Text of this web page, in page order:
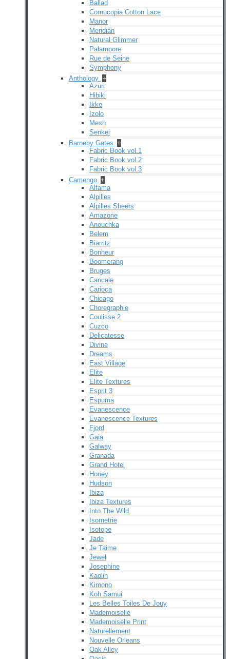
Ballad
Cornucopia Cotton Lace
Manor
Meridian
Natural Glimmer
Palampore
Rue de Seine
Symphony
Anthology +
Azuri
Hibiki
Ikko
Izolo
Mesh
Senkei
Barneby Gates +
Fabric Book vol.1
Fabric Book vol.2
Fabric Book vol.3
Camengo +
Alfama
Alpilles
Alpilles Sheers
Amazone
Anouchka
Belem
Biarritz
Bonheur
Boomerang
Bruges
Cancale
Carioca
Chicago
Choregraphie
Coulisse 2
Cuzco
Delicatesse
Divine
Dreams
East Village
Elite
Elite Textures
Esprit 3
Espuma
Evanescence
Evanescence Textures
Fjord
Gaia
Galway
Granada
Grand Hotel
Honey
Hudson
Ibiza
Ibiza Textures
Into The Wild
Isometrie
Isotope
Jade
Je Taime
Jewel
Josephine
Kaolin
Kimono
Koh Samui
Les Belles Toiles De Jouy
Mademoiselle
Mademoiselle Print
Naturellement
Nouvelle Orleans
Oak Alley